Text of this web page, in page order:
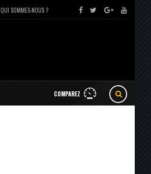
QUI SOMMES-NOUS ?
COMPAREZ